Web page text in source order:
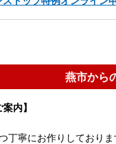
燕市から
内】
丁寧にお作りしておりま